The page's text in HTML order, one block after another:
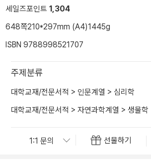
세일즈포인트 1,304
648쪽210*297mm (A4)1445g
ISBN 9788998521707
주제분류
대학교재/전문서적 > 인문계열 > 심리학
대학교재/전문서적 > 자연과학계열 > 생물학
선물하기